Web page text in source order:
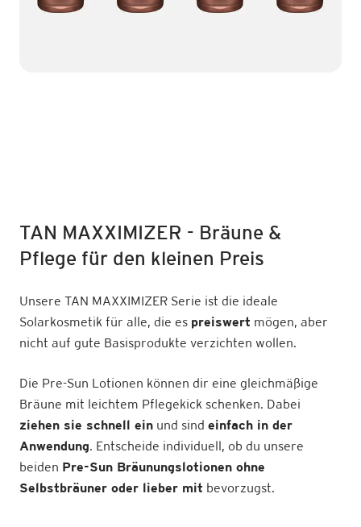
TAN MAXXIMIZER - Bräune &
Pflege für den kleinen Preis
Unsere TAN MAXXIMIZER Serie ist die ideale
Solarkosmetik für alle, die es preiswert mögen, aber
nicht auf gute Basisprodukte verzichten wollen.
Die Pre-Sun Lotionen können dir eine gleichmäßige
Bräune mit leichtem Pflegekick schenken. Dabei
ziehen sie schnell ein und sind einfach in der
Anwendung. Entscheide individuell, ob du unsere
beiden Pre-Sun Bräunungslotionen ohne
Selbstbräuner oder lieber mit bevorzugst.